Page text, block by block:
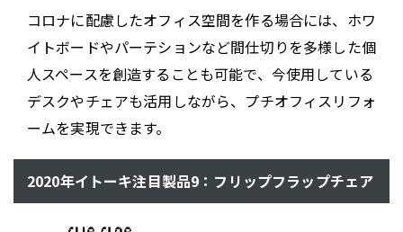
コロナに配慮したオフィス空間を作る場合には、ホワ
イトボードやパーテションなど間仕切りを多様した個
人スペースを創造することも可能で、今使用している
デスクやチェアも活用しながら、プチオフィスリフォ
ームを実現できます。
2020年イトーキ注目製品9：フリップフラップチェア